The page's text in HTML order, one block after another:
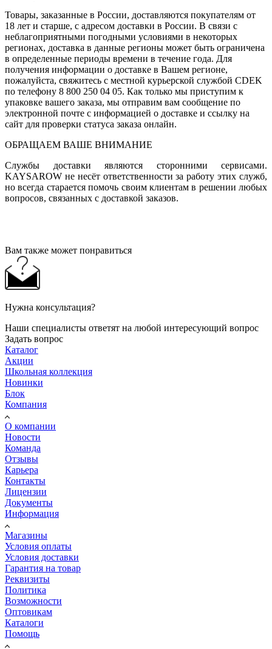
Товары, заказанные в России, доставляются покупателям от
18 лет и старше, с адресом доставки в России. В связи с
неблагоприятными погодными условиями в некоторых
регионах, доставка в данные регионы может быть ограничена
в определенные периоды времени в течение года. Для
получения информации о доставке в Вашем регионе,
пожалуйста, свяжитесь с местной курьерской службой CDEK
по телефону 8 800 250 04 05. Как только мы приступим к
упаковке вашего заказа, мы отправим вам сообщение по
электронной почте с информацией о доставке и ссылку на
сайт для проверки статуса заказа онлайн.
ОБРАЩАЕМ ВАШЕ ВНИМАНИЕ
Службы доставки являются сторонними сервисами.
KAYSAROW не несёт ответственности за работу этих служб,
но всегда старается помочь своим клиентам в решении любых
вопросов, связанных с доставкой заказов.
Вам также может понравиться
Нужна консультация?
Наши специалисты ответят на любой интересующий вопрос
Задать вопрос
Каталог
Акции
Школьная коллекция
Новинки
Блок
Компания
О компании
Новости
Команда
Отзывы
Карьера
Контакты
Лицензии
Документы
Информация
Магазины
Условия оплаты
Условия доставки
Гарантия на товар
Реквизиты
Политика
Возможности
Оптовикам
Каталоги
Помощь